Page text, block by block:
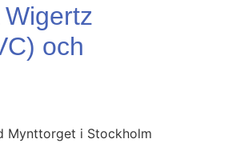
och
Mynttorget i Stockholm